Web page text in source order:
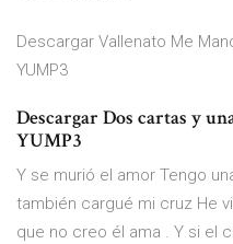
Descargar Vallenato Me
YUMP3
Descargar Dos cartas y
YUMP3
Y se murió el amor Tengo
también cargué mi cruz He
que no creo él ama . Y si el